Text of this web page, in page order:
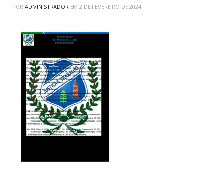
POR ADMINISTRADOR EM 2 DE FEVEREIRO DE 2024